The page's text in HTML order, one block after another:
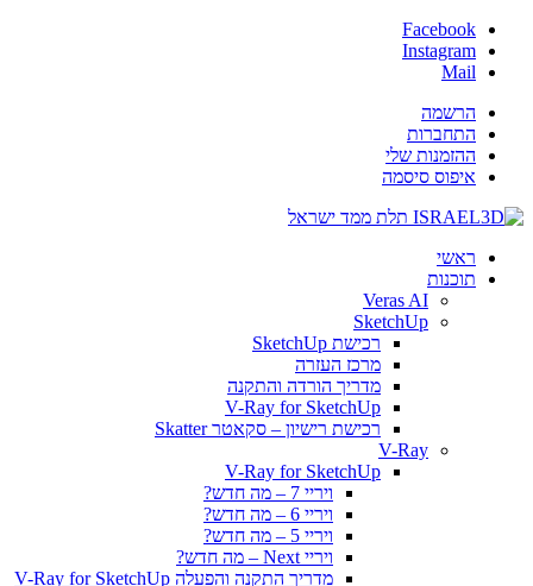
Facebook
Instagram
Mail
הרשמה
התחברות
ההזמנות שלי
איפוס סיסמה
ראשי
תוכנות
Veras AI
SketchUp
רכישת SketchUp
מרכז העזרה
מדריך הורדה והתקנה
V-Ray for SketchUp
רכישת רישיון – סקאטר Skatter
V-Ray
V-Ray for SketchUp
ויריי 7 – מה חדש?
ויריי 6 – מה חדש?
ויריי 5 – מה חדש?
ויריי Next – מה חדש?
מדריך התקנה והפעלה V-Ray for SketchUp